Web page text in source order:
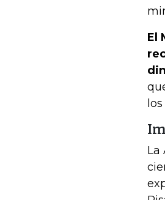
El
La